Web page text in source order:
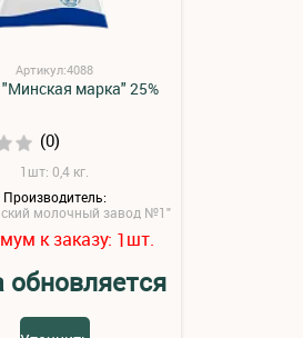
Артикул:4088
марка" 25%
(0)
1шт: 0,4 кг.
Производитель:
молочный завод №1"
к заказу: 1шт.
обновляется